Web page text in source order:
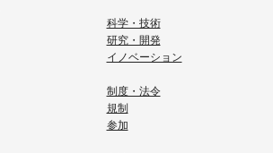
科学・技術
研究・開発
イノベーション
制度・法令
規制
参加